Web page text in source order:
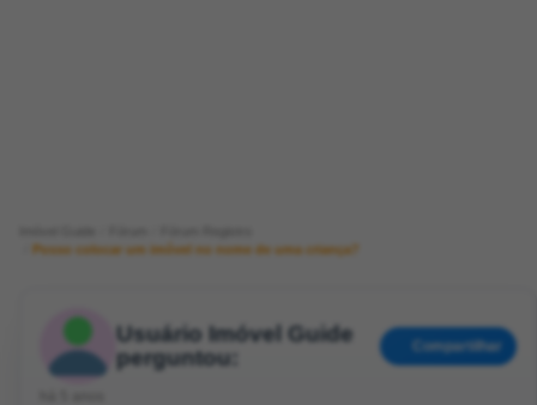
Posso colocar um imóvel no nome de uma criança?
Usuário Imóvel Guide
perguntou:
Compartilhar